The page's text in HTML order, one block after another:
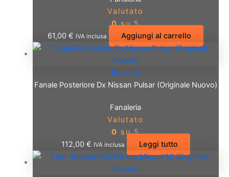
Valutato
0su 5
61,00€ IVA inclusa Aggiungi al carrello
Esaurito
Fanale Posteriore Dx Nissan Pulsar (Originale Nuovo)
Fanaleria
Valutato
0 su 5
112,00 € IVA inclusa Leggi tutto